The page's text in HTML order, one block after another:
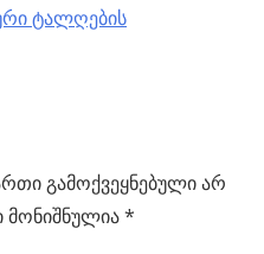
ტალღების
გამოქვეყნებული არ
*